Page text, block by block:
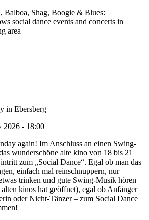
Balboa, Shag, Boogie & Blues:
social dance events and concerts in
area
in Ebersberg
2026 - 18:00
again! Im Anschluss an einen Swing-
wunderschöne alte kino von 18 bis 21
zum „Social Dance“. Egal ob man das
einfach mal reinschnuppern, nur
trinken und gute Swing-Musik hören
kinos hat geöffnet), egal ob Anfänger
oder Nicht-Tänzer – zum Social Dance